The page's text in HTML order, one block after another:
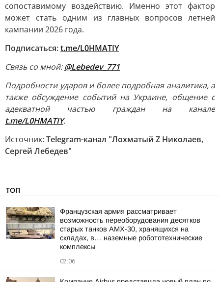
сопоставимому воздействию. Именно этот фактор
может стать одним из главных вопросов летней
кампании 2026 года.
Подписаться:t.me/L0HMATIY
Связь со мной:@Lebedev_771
Подробности ударов и более подробная аналитика, а
также обсуждение событий на Украине, общение с
адекватной частью граждан на канале
t.me/L0HMATIY.
Источник: Telegram-канал "Лохматый Z Николаев,
Сергей Лебедев"
ТОП
Французская армия рассматривает
возможность переоборудования десятков
старых танков AMX-30, хранящихся на
складах, в… наземные робототехнические
комплексы
02:06